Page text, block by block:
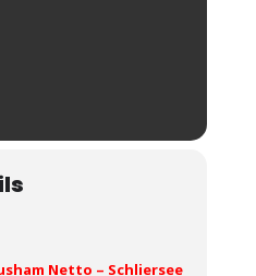
Netto – Schliersee